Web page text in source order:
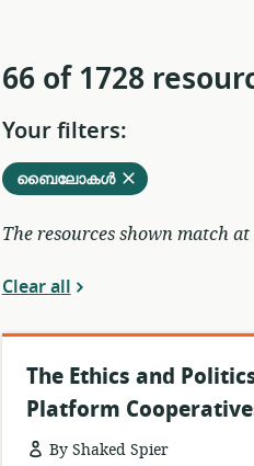
66 of 1728
Your filters:
Remove
ബൈലോകൾfrom
current
filters
The resources shown match
Clear all
The Ethics and
Platform
By Shaked Spier